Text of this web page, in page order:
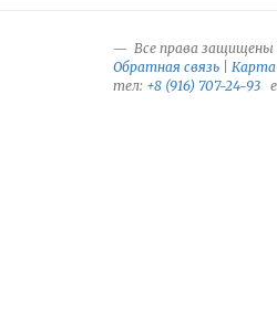
Все права
Обратная связь
тел: +8 (916) 707-24-93